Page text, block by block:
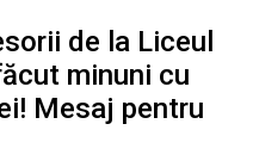
de la Liceul
minuni cu
Mesaj pentru